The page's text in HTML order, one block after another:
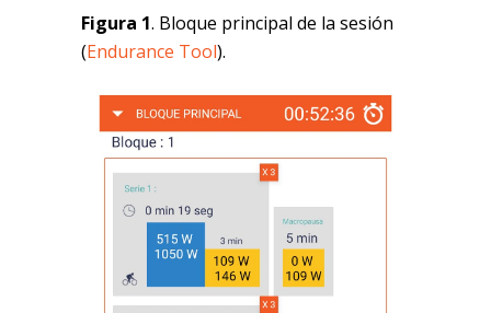
Figura 1. Bloque principal de la sesión
(Endurance Tool).